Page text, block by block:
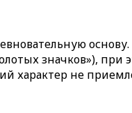
значков»),
характер не